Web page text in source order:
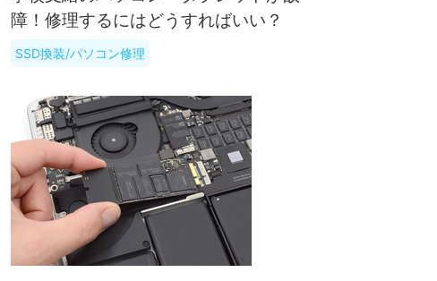
障！修理するにはどうすればいい？
SSD換装/パソコン修理